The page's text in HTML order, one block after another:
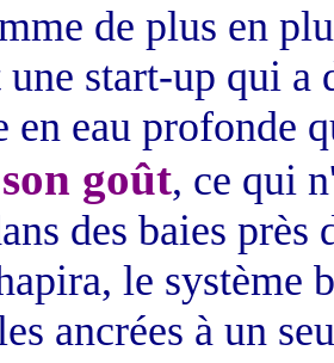
de plus en
une start-up qui a
eau profonde
son goût, ce qui
des baies
, le système
ancrées à un